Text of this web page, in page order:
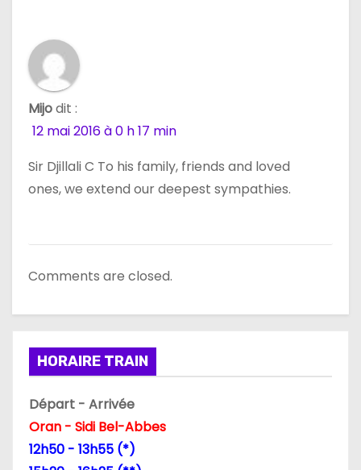
n
d
e
r
t
i
c
e
Mijodit :
12 mai 2016 à 0 h 17 min
Sir Djillali C To his family, friends and loved
ones, we extend our deepest sympathies.
Comments are closed.
HORAIRE TRAIN
Départ - Arrivée
Oran - Sidi Bel-Abbes
12h50 - 13h55 (*)